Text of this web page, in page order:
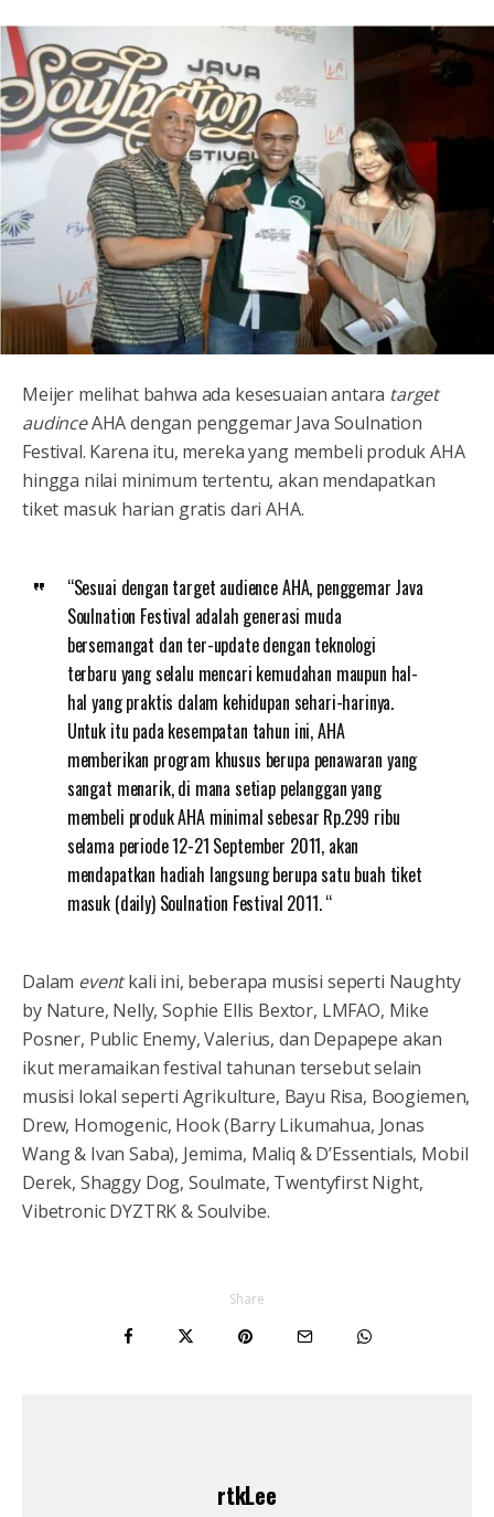
Meijer melihat bahwa ada kesesuaian antara target
audinceAHA dengan penggemar Java Soulnation
Festival. Karena itu, mereka yang membeli produk AHA
hingga nilai minimum tertentu, akan mendapatkan
tiket masuk harian gratis dari AHA.
“Sesuai dengan target audience AHA, penggemar Java
Soulnation Festival adalah generasi muda
bersemangat dan ter-update dengan teknologi
terbaru yang selalu mencari kemudahan maupun hal-
hal yang praktis dalam kehidupan sehari-harinya.
Untuk itu pada kesempatan tahun ini, AHA
memberikan program khusus berupa penawaran yang
sangat menarik, di mana setiap pelanggan yang
membeli produk AHA minimal sebesar Rp.299 ribu
selama periode 12-21 September 2011, akan
mendapatkan hadiah langsung berupa satu buah tiket
masuk (daily) Soulnation Festival 2011. “
Dalam eventkali ini, beberapa musisi seperti Naughty
by Nature, Nelly, Sophie Ellis Bextor, LMFAO, Mike
Posner, Public Enemy, Valerius, dan Depapepe akan
ikut meramaikan festival tahunan tersebut selain
musisi lokal seperti Agrikulture, Bayu Risa, Boogiemen,
Drew, Homogenic, Hook (Barry Likumahua, Jonas
Wang & Ivan Saba), Jemima, Maliq & D’Essentials, Mobil
Derek, Shaggy Dog, Soulmate, Twentyfirst Night,
Vibetronic DYZTRK & Soulvibe.
Share
rtkLee